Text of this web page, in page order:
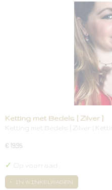
Ketting met Bedels [ Zilver ]
Ketting met Bedels [ Zilver ]
€ 19,95
✓ Op voorraad
IN WINKELWAGEN